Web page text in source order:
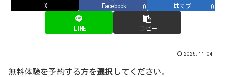
X Facebook 0 はてブ 0
LINE コピー
2025.11.04
無料体験を予約する方を選択 してください。